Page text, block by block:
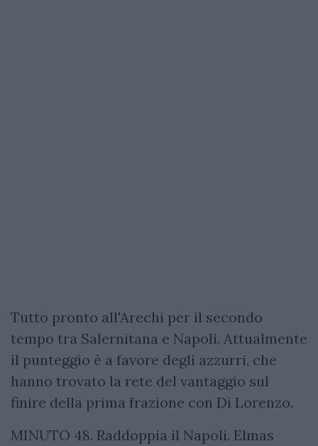
Tutto pronto all'Arechi per il secondo
tempo tra Salernitana e Napoli. Attualmente
il punteggio è a favore degli azzurri, che
hanno trovato la rete del vantaggio sul
finire della prima frazione con Di Lorenzo.
MINUTO 48. Raddoppia il Napoli. Elmas